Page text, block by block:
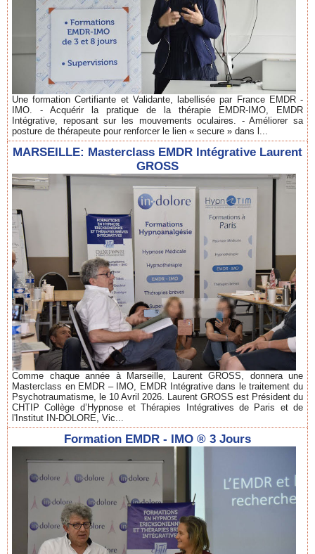
Une formation Certifiante et Validante, labellisée par France EMDR -
IMO. - Acquérir la pratique de la thérapie EMDR-IMO, EMDR
Intégrative, reposant sur les mouvements oculaires. - Améliorer sa
posture de thérapeute pour renforcer le lien « secure » dans l...
MARSEILLE: Masterclass EMDR Intégrative Laurent
GROSS
Comme chaque année à Marseille, Laurent GROSS, donnera une
Masterclass en EMDR – IMO, EMDR Intégrative dans le traitement du
Psychotraumatisme, le 10 Avril 2026. Laurent GROSS est Président du
CHTIP Collège d’Hypnose et Thérapies Intégratives de Paris et de
l'Institut IN-DOLORE, Vic...
Formation EMDR - IMO ® 3 Jours